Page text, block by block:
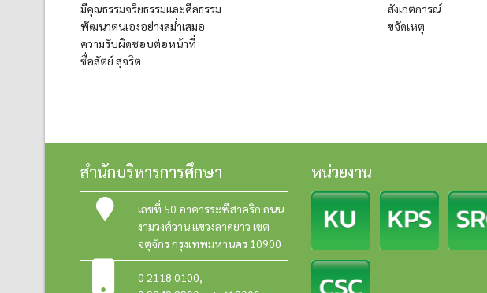
มีคุณธรรมจริยธรรมและศีลธรรม
พัฒนาตนเองอย่างสม่ำเสมอ
ความรับผิดชอบต่อหน้าที่
ซื่อสัตย์ สุจริต
สังเกตการณ์
ขจัดเหตุ
สำนักบริหารการศึกษา
เลขที่ 50 อาคารระพีสาคริก ถนน
งามวงศ์วาน แขวงลาดยาว เขต
จตุจักร กรุงเทพมหานคร 10900
0 2118 0100,
หน่วยงาน